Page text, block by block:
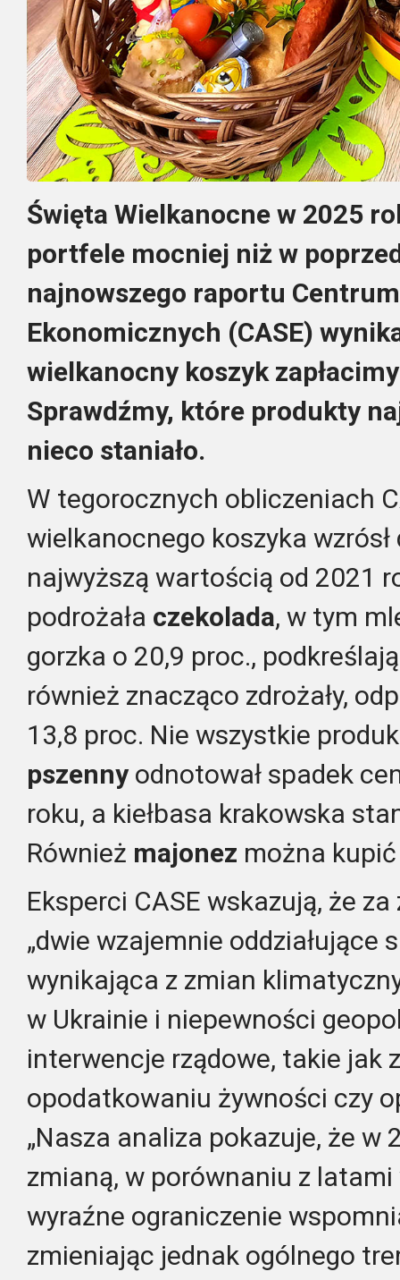
Święta Wielkanocne w 2025
portfele mocniej niż w
najnowszego raportu
Ekonomicznych (CASE)
wielkanocny koszyk
Sprawdźmy, które produkty
nieco staniało.
W tegorocznych obliczeniach
wielkanocnego koszyka wzrósł
najwyższą wartością od 2021
podrożała czekolada, w tym
gorzka o 20,9 proc.,
również znacząco zdrożały,
13,8 proc. Nie wszystkie
pszenny odnotował spadek
roku, a kiełbasa krakowska
Również majonez można
Eksperci CASE wskazują, że
„dwie wzajemnie oddziałujące
wynikająca z zmian
w Ukrainie i niepewności
interwencje rządowe, takie jak
opodatkowaniu żywności czy
„Nasza analiza pokazuje, że w
zmianą, w porównaniu z latami
wyraźne ograniczenie
zmieniając jednak ogólnego